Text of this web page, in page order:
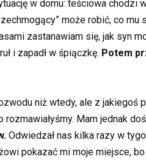
w domu: teściowa chodzi
może robić, co
zastanawiam się, jak syn
i zapadł w śpiączkę. Potem
niż wtedy, ale z
rozmawiałyśmy. Mam jednak
Odwiedzał nas kilka razy w
pokazać mi moje miejsce,